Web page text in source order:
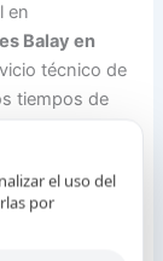
en
Balay en
técnico de
tiempos de
el fabricante
la instalación
y ofrecemos
el uso del
por